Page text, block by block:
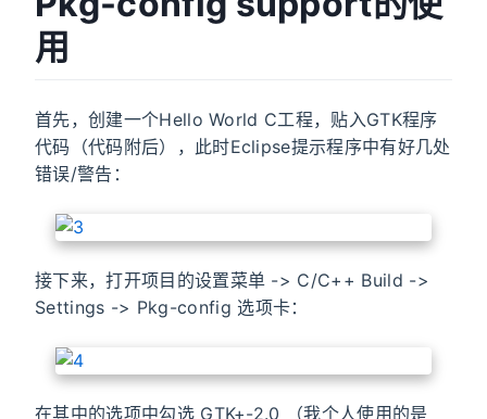
用
首先，创建一个Hello World C工程，贴入GTK程序
代码（代码附后），此时Eclipse提示程序中有好几处
错误/警告：
接下来，打开项目的设置菜单 -> C/C++ Build ->
Settings -> Pkg-config 选项卡：
在其中的选项中勾选 GTK+-2.0 （我个人使用的是